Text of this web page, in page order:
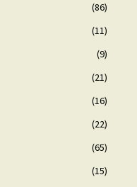
(86)
(11)
(9)
(21)
(16)
(22)
(65)
(15)